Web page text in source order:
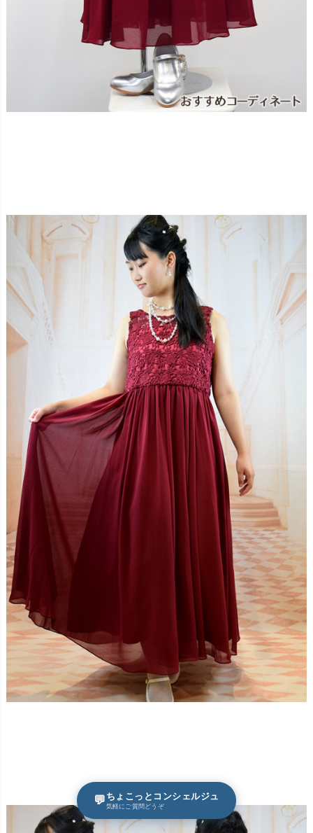
💬 ちょこっとコンシェルジュ
気軽にご質問どうぞ